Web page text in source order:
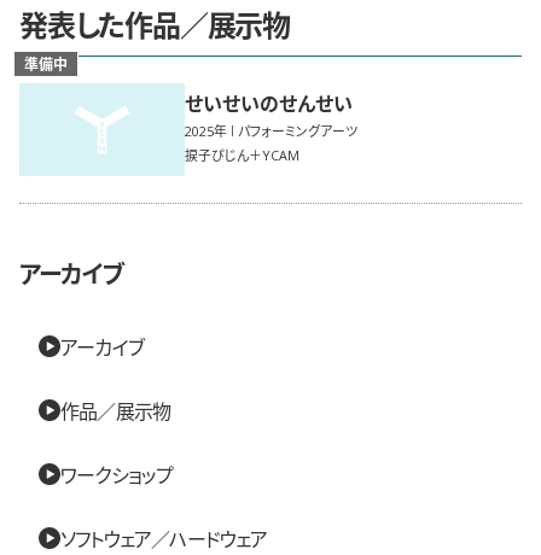
発表した作品／展示物
せいせいのせんせい
2025
パフォーミングアーツ
捩子ぴじん＋YCAM
準備中
アーカイブ
アーカイブ
作品／展示物
ワークショップ
ソフトウェア／ハードウェア